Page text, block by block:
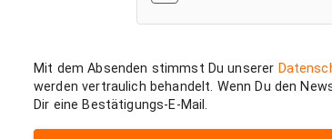
Mit dem Absenden stimmst Du unserer
werden vertraulich behandelt. Wenn Du den
Dir eine Bestätigungs-E-Mail.